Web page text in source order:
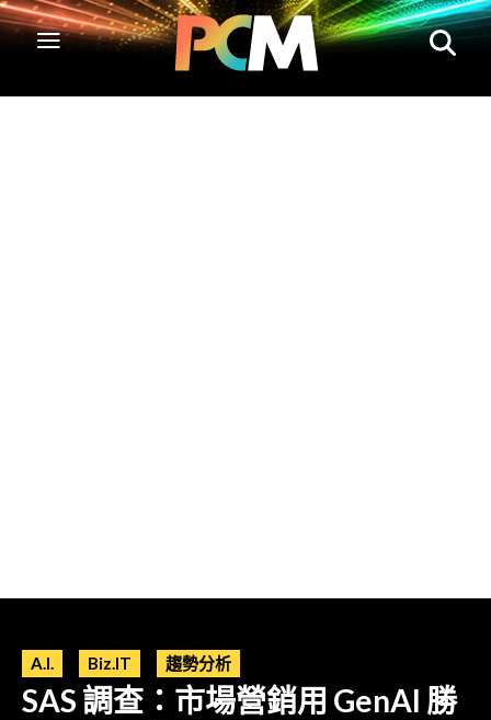
A.I. Biz.IT 趨勢分析
SAS 調查：市場營銷用 GenAI 勝